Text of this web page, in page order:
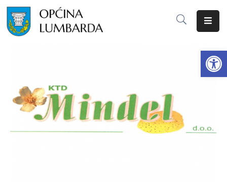
Lokalna
samouprava